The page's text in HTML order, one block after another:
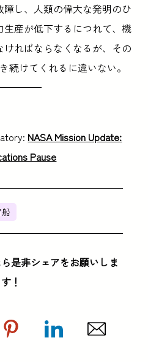
し、人類の偉大な発明のひ
産が低下するにつれて、機
ればならなくなるが、その
続けてくれるに違いない。
NASA Mission Update:
Pause
是非シェアをお願いしま
す！